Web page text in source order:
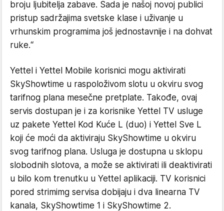
broju ljubitelja zabave. Sada je našoj novoj publici
pristup sadržajima svetske klase i uživanje u
vrhunskim programima još jednostavnije i na dohvat
ruke.“
Yettel i Yettel Mobile korisnici mogu aktivirati
SkyShowtime u raspoloživom slotu u okviru svog
tarifnog plana mesečne pretplate. Takođe, ovaj
servis dostupan je i za korisnike Yettel TV usluge
uz pakete Yettel Kod Kuće L (duo) i Yettel Sve L
koji će moći da aktiviraju SkyShowtime u okviru
svog tarifnog plana. Usluga je dostupna u sklopu
slobodnih slotova, a može se aktivirati ili deaktivirati
u bilo kom trenutku u Yettel aplikaciji. TV korisnici
pored strimimg servisa dobijaju i dva linearna TV
kanala, SkyShowtime 1 i SkyShowtime 2.